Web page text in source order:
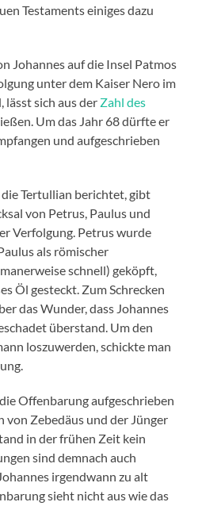
Testaments einiges dazu
Johannes auf die Insel Patmos
unter dem Kaiser Nero im
lässt sich aus der Zahl des
Um das Jahr 68 dürfte er
und aufgeschrieben
Tertullian berichtet, gibt
von Petrus, Paulus und
Verfolgung. Petrus wurde
als römischer
schnell) geköpft,
Öl gesteckt. Zum Schrecken
das Wunder, dass Johannes
überstand. Um den
loszuwerden, schickte man
Offenbarung aufgeschrieben
von Zebedäus und der Jünger
in der frühen Zeit kein
sind demnach auch
irgendwann zu alt
sieht nicht aus wie das